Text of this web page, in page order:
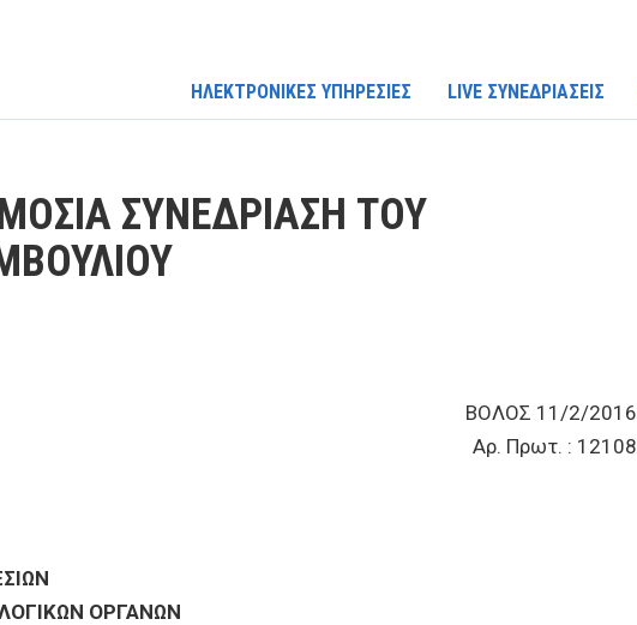
ΗΛΕΚΤΡΟΝΙΚΕΣ ΥΠΗΡΕΣΙΕΣ LIVE ΣΥΝΕΔΡΙΑΣΕΙΣ
ΣΥΝΕΔΡΙΑΣΗ ΤΟΥ
ΒΟΛΟΣ 11/2/2016
Αρ. Πρωτ. : 12108
ΟΡΓΑΝΩΝ